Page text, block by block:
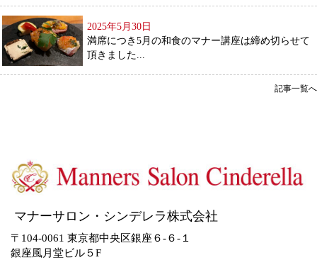
2025年5月30日
満席につき5月の和食のマナー講座は締め切らせて
頂きました...
記事一覧へ
マナーサロン・シンデレラ株式会社
〒104-0061 東京都中央区銀座６-６-１
銀座風月堂ビル５F